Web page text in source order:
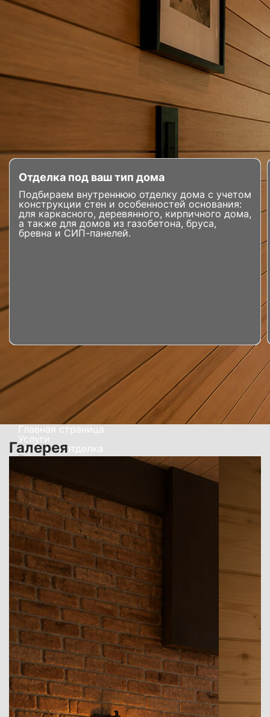
Главная страница
Услуги
Ремонт и отделка
Внутренняя отделка дома
Внутренняя отделка дома под
ключ в Ульяновске
Помогаем организовать отделку дома изнутри с
учетом типа стен, режима эксплуатации, бюджета
и желаемого результата. Подбираем материалы,
последовательность работ и формат внутренней
отделки под конкретный дом, а не по шаблону.
Получить бесплатную консультацию
Отделка под ваш тип дома
Подбираем внутреннюю отделку дома с учетом
конструкции стен и особенностей основания:
для каркасного, деревянного, кирпичного дома,
а также для домов из газобетона, бруса,
бревна и СИП-панелей.
Галерея